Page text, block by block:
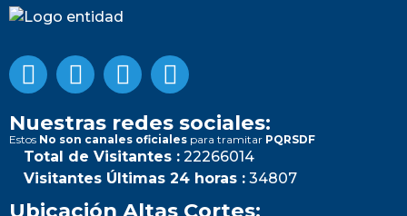
Nuestras redes sociales:
Estos No son canales oficiales para tramitar PQRSDF
Total de Visitantes : 22266014
Visitantes Últimas 24 horas : 34807
Ubicación Altas Cortes: